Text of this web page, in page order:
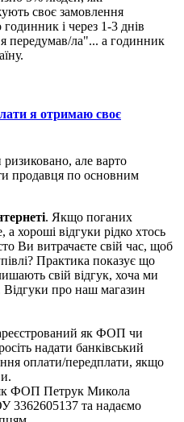
своє замовлення
і через 1-3 днів
передумав/ла"... а годинник
я отримаю своє
ризиковано, але варто
продавця по основним
. Якщо поганих
а хороші відгуки рідко хтось
Ви витрачаєте свій час, щоб
Практика показує що
свій відгук, хоча ми
Відгуки про наш магазин
як ФОП чи
надати банківський
оплати/передплати, якщо
ФОП Петрук Микола
та надаємо